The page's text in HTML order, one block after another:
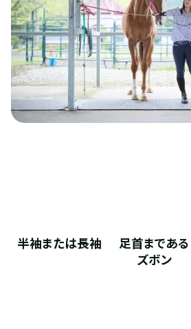
半袖または長袖
足首まである
ズボン